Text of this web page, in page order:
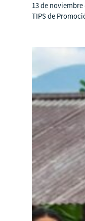
13 de noviembre
TIPS de